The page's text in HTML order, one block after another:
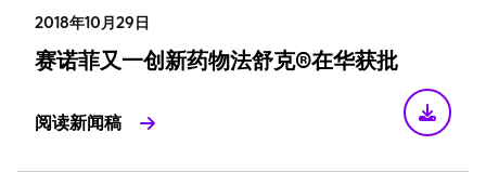
2018年10月29日
赛诺菲又一创新药物法舒克®在华获批
阅读新闻稿